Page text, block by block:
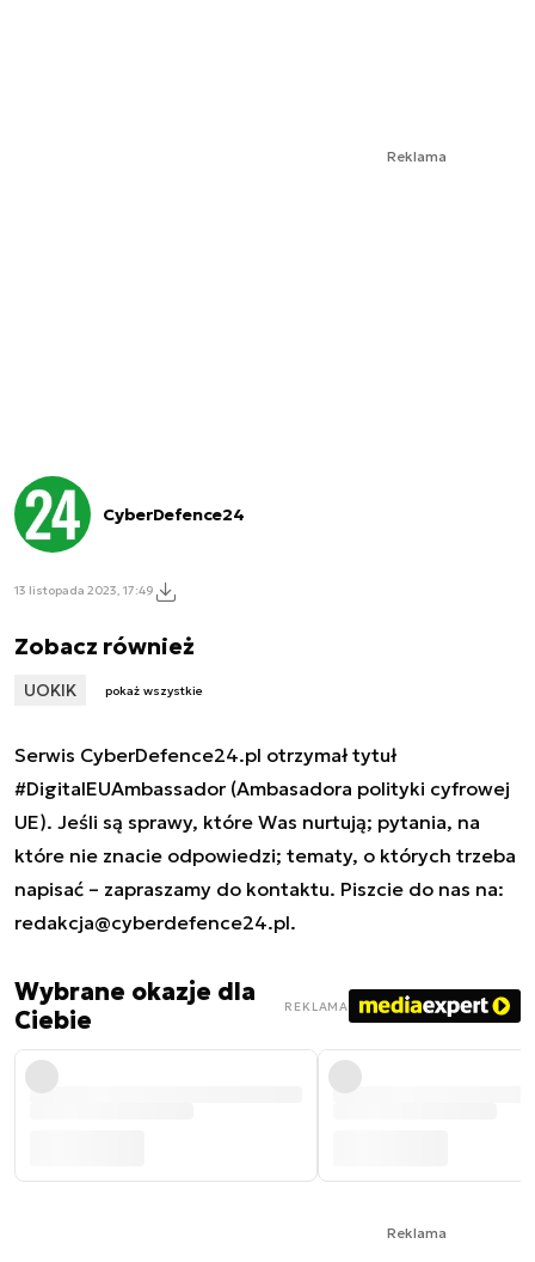
Reklama
CyberDefence24
13 listopada 2023, 17:49
Zobacz również
UOKIK pokaż wszystkie
Serwis CyberDefence24.pl otrzymał tytuł
#DigitalEUAmbassador (Ambasadora polityki cyfrowej
UE). Jeśli są sprawy, które Was nurtują; pytania, na
które nie znacie odpowiedzi; tematy, o których trzeba
napisać – zapraszamy do kontaktu. Piszcie do nas na:
redakcja@cyberdefence24.pl.
Wybrane okazje dla
Ciebie
REKLAMA
Reklama